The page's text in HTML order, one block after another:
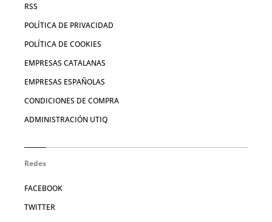
RSS
POLÍTICA DE PRIVACIDAD
POLÍTICA DE COOKIES
EMPRESAS CATALANAS
EMPRESAS ESPAÑOLAS
CONDICIONES DE COMPRA
ADMINISTRACIÓN UTIQ
Redes
FACEBOOK
TWITTER